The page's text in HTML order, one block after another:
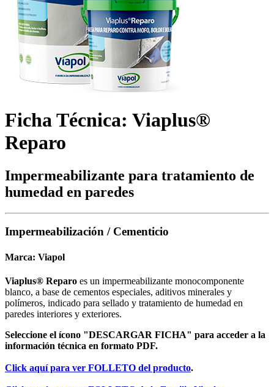
Ficha Técnica: Viaplus®
Reparo
Impermeabilizante para tratamiento de
humedad en paredes
Impermeabilización / Cementicio
Marca: Viapol
Viaplus® Reparo es un impermeabilizante monocomponente
blanco, a base de cementos especiales, aditivos minerales y
polímeros, indicado para sellado y tratamiento de humedad en
paredes interiores y exteriores.
Seleccione el ícono "DESCARGAR FICHA" para acceder a la
información técnica en formato PDF.
Click aquí para ver FOLLETO del producto.